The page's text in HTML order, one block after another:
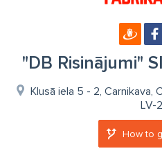
"DB Risinājumi"
Klusā iela 5 - 2, Carnikava,
LV-
How to